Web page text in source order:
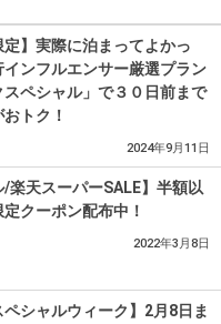
定】実際に泊まってよかっ
インフルエンサー厳選プラン
ペシャル」で３０日前まで
トク！
2024年9月11日
/楽天スーパーSALE】半額以
クーポン配布中！
2022年3月8日
ペシャルウィーク】2月8日ま